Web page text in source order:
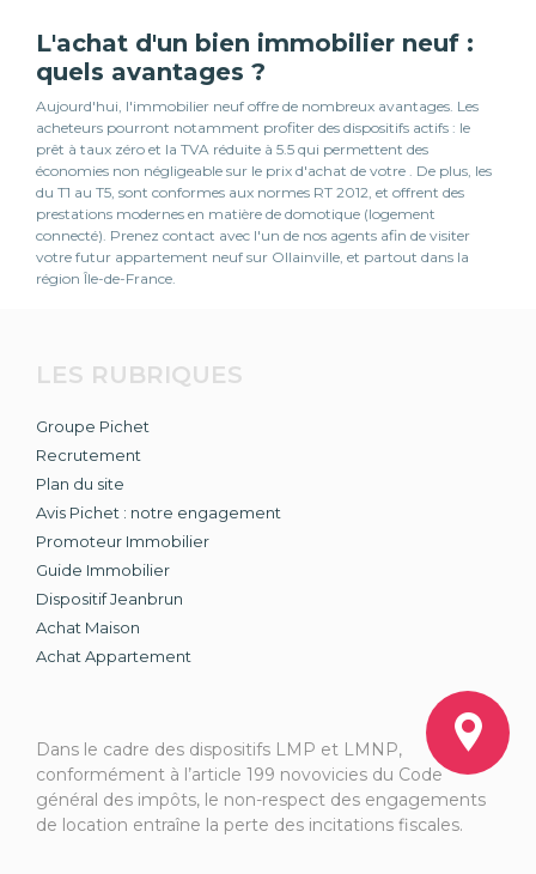
L'achat d'un bien immobilier neuf :
quels avantages ?
Aujourd'hui, l'immobilier neuf offre de nombreux avantages. Les
acheteurs pourront notamment profiter des dispositifs actifs : le
prêt à taux zéro et la TVA réduite à 5.5 qui permettent des
économies non négligeable sur le prix d'achat de votre . De plus, les
du T1 au T5, sont conformes aux normes RT 2012, et offrent des
prestations modernes en matière de domotique (logement
connecté). Prenez contact avec l'un de nos agents afin de visiter
votre futur appartement neuf sur Ollainville, et partout dans la
région Île-de-France.
LES RUBRIQUES
Groupe Pichet
Recrutement
Plan du site
Avis Pichet : notre engagement
Promoteur Immobilier
Guide Immobilier
Dispositif Jeanbrun
Achat Maison
Achat Appartement
Dans le cadre des dispositifs LMP et LMNP,
conformément à l’article 199 novovicies du Code
général des impôts, le non-respect des engagements
de location entraîne la perte des incitations fiscales.